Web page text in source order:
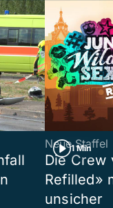
1 Min
Neue Staffel
Die Crew
Refilled»
unsicher